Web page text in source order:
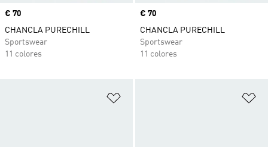
Precio
€ 70
CHANCLA PURECHILL
Sportswear
11 colores
Precio
€ 70
CHANCLA PURECHILL
Sportswear
11 colores